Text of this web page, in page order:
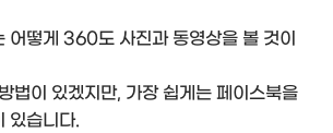
어떻게 360도 사진과 동영상을 볼 것이
법이 있겠지만, 가장 쉽게는 페이스북을
있습니다.